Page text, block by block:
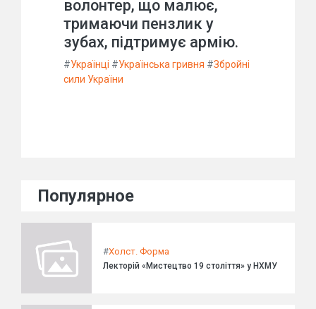
волонтер, що малює,
тримаючи пензлик у
зубах, підтримує армію.
#Українці #Українська гривня #Збройні
сили України
Популярное
#Холст. Форма
Лекторій «Мистецтво 19 століття» у НХМУ